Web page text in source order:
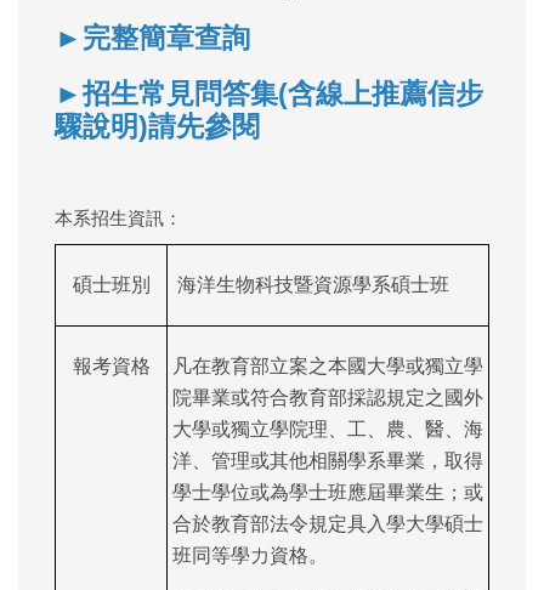
►完整簡章查詢
►招生常見問答集(含線上推薦信步
驟說明)請先參閱
本系招生資訊：
碩士班別 海洋生物科技暨資源學系碩士班
報考資格
凡在教育部立案之本國大學或獨立學
院畢業或符合教育部採認規定之國外
大學或獨立學院理、工、農、醫、海
洋、管理或其他相關學系畢業，取得
學士學位或為學士班應屆畢業生；或
合於教育部法令規定具入學大學碩士
班同等學力資格。